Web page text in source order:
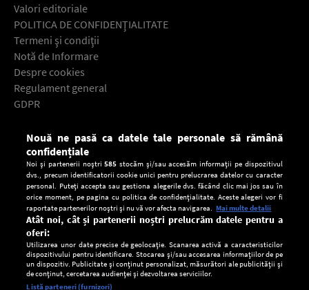
Valori editoriale
POLITICA DE CONFIDENŢIALITATE
Termeni şi condiţii
Notă de Informare
Despre cookies
Regulament general
GDPR
Descarcă gratuit aplicaţia Europa FM pentru smartphone:
Setări:
Nouă ne pasă ca datele tale personale să rămână
confidențiale
Noi și partenerii noștri585 stocăm și/sau accesăm informații pe dispozitivul
dvs., precum identificatorii cookie unici pentru prelucrarea datelor cu caracter
personal. Puteți accepta sau gestiona alegerile dvs. făcând clic mai jos sau în
orice moment, pe pagina cu politica de confidențialitate. Aceste alegeri vor fi
raportate partenerilor noștri și nu vă vor afecta navigarea. Mai multe detalii
Atât noi, cât și partenerii noștri prelucrăm datele pentru a
oferi:
Utilizarea unor date precise de geolocație. Scanarea activă a caracteristicilor
dispozitivului pentru identificare. Stocarea și/sau accesarea informațiilor de pe
un dispozitiv. Publicitate și conținut personalizat, măsurători ale publicității și
de conținut, cercetarea audienței și dezvoltarea serviciilor.
Listă parteneri (furnizori)